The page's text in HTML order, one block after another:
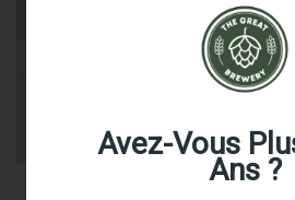
Avez-Vous
Ans ?